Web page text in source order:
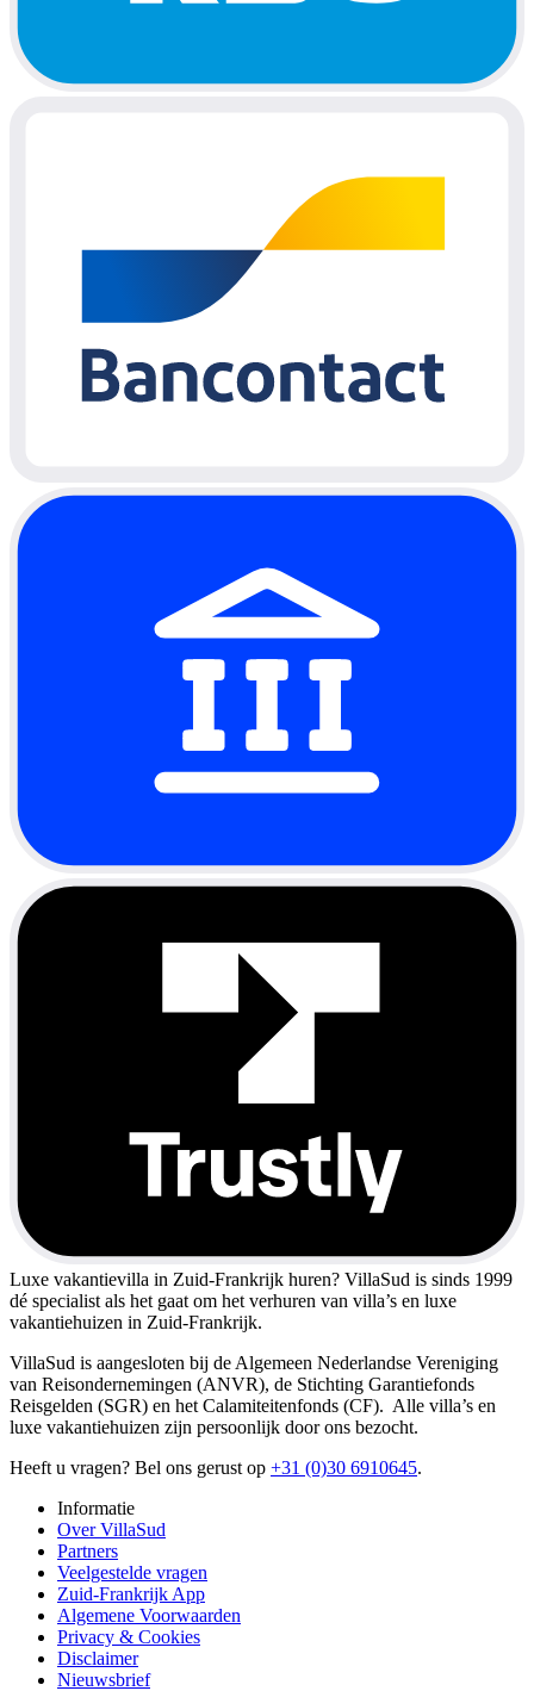
Luxe vakantievilla in Zuid-Frankrijk huren? VillaSud is sinds 1999
dé specialist als het gaat om het verhuren van villa’s en luxe
vakantiehuizen in Zuid-Frankrijk.
VillaSud is aangesloten bij de Algemeen Nederlandse Vereniging
van Reisondernemingen (ANVR), de Stichting Garantiefonds
Reisgelden (SGR) en het Calamiteitenfonds (CF). Alle villa’s en
luxe vakantiehuizen zijn persoonlijk door ons bezocht.
Heeft u vragen? Bel ons gerust op +31 (0)30 6910645.
Informatie
Over VillaSud
Partners
Veelgestelde vragen
Zuid-Frankrijk App
Algemene Voorwaarden
Privacy & Cookies
Disclaimer
Nieuwsbrief